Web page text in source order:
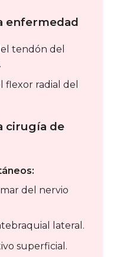
enfermedad
tendón del
radial del
cirugía de
del nervio
lateral.
superficial.